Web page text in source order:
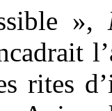
»,
rites